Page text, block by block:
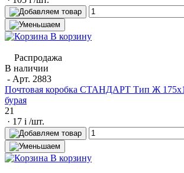
В корзину
Распродажа
В наличии
- Арт. 2883
Почтовая коробка СТАНДАРТ Тип Ж
бурая
21
· 17 i /шт.
В корзину